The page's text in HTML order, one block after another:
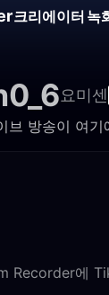
크리에이터 녹
요미센
브 방송이 여
Recorder에